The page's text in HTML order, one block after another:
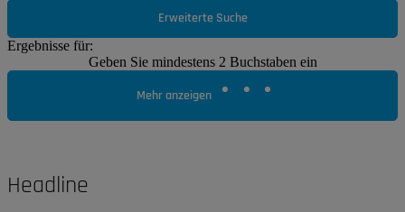
Erweiterte Suche
Ergebnisse für:
Geben Sie mindestens 2 Buchstaben ein
Mehr anzeigen
Headline